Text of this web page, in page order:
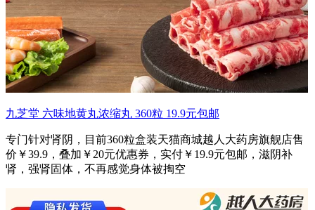
九芝堂 六味地黄丸浓缩丸 360粒 19.9元包邮
专门针对肾阴，目前360粒盒装天猫商城越人大药房旗舰店售
价￥39.9，叠加￥20元优惠券，实付￥19.9元包邮，滋阴补
肾，强肾固体，不再感觉身体被掏空